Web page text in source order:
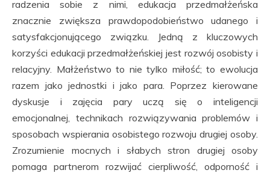
radzenia sobie z nimi, edukacja przedmałżeńska
znacznie zwiększa prawdopodobieństwo udanego i
satysfakcjonującego związku. Jedną z kluczowych
korzyści edukacji przedmałżeńskiej jest rozwój osobisty i
relacyjny. Małżeństwo to nie tylko miłość; to ewolucja
razem jako jednostki i jako para. Poprzez kierowane
dyskusje i zajęcia pary uczą się o inteligencji
emocjonalnej, technikach rozwiązywania problemów i
sposobach wspierania osobistego rozwoju drugiej osoby.
Zrozumienie mocnych i słabych stron drugiej osoby
pomaga partnerom rozwijać cierpliwość, odporność i